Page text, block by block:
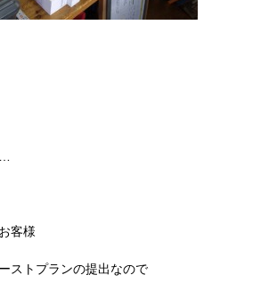
客様
ストプランの提出なので